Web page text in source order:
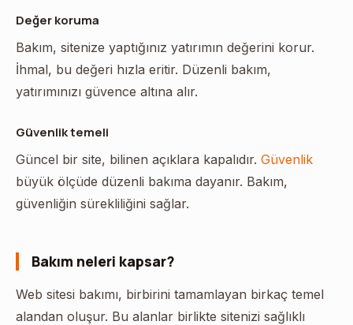
Değer koruma
Bakım, sitenize yaptığınız yatırımın değerini korur.
İhmal, bu değeri hızla eritir. Düzenli bakım,
yatırımınızı güvence altına alır.
Güvenlik temeli
Güncel bir site, bilinen açıklara kapalıdır. Güvenlik
büyük ölçüde düzenli bakıma dayanır. Bakım,
güvenliğin sürekliliğini sağlar.
Bakım neleri kapsar?
Web sitesi bakımı, birbirini tamamlayan birkaç temel
alandan oluşur. Bu alanlar birlikte sitenizi sağlıklı